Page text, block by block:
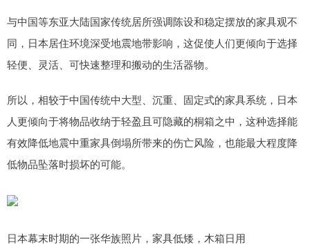
与中国等东亚大陆国家传统居所强调陈设和稳定摆放的家具观不
同，日本居住环境深受地震地带影响，这促使人们更倾向于选择
轻便、灵活、可快速整理和搬动的生活器物。
所以，相较于中国传统中大型、沉重、固定式的家具系统，日本
人更倾向于将物品收纳于轻盈且可隐藏的桐箱之中，这种选择能
有效降低地震中重家具倒塌所带来的伤亡风险，也能最大程度降
低物品坠落时损坏的可能。
日本幕末时期的一张华族照片，家具低矮，木箱日用